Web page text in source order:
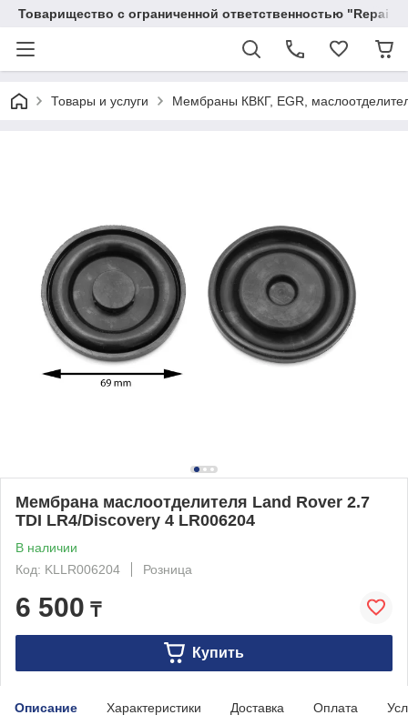
Товарищество с ограниченной ответственностью
Товары и услуги Мембраны КВКГ, EGR,
Мембрана маслоотделителя Land Rover 2.7
TDI LR4/Discovery 4 LR006204
В наличии
Код: KLLR006204
Розница
6 500 ₸
Купить
Описание Характеристики Доставка Оплата